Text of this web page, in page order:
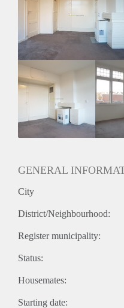
worden gedeeld met 1
1e verdieping:
Woonkamer (4.50 m x 3.45
Slaapkamer 1 (2.70 m x
Badkamer (1.80 m x 0.95
Keuken (2.80 m x 1.35 m)
Balkon (2.90 m x 1.00 m)
GENERAL
City
District/Neighbourhood:
Register municipality:
Status:
Housemates:
Starting date: